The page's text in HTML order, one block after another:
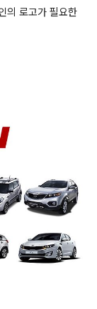
의 로고가 필요한